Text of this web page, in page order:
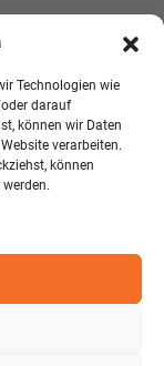
Technologien wie
darauf
können wir Daten
verarbeiten.
können
vorbehalten.